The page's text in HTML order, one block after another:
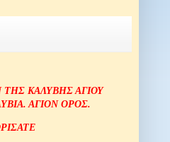
ΤΗΣ ΚΑΛΥΒΗΣ ΑΓΙΟΥ
ΑΓΙΟΝ ΟΡΟΣ.